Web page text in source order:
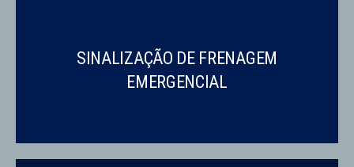
SINALIZAÇÃO DE FRENAGEM
EMERGENCIAL